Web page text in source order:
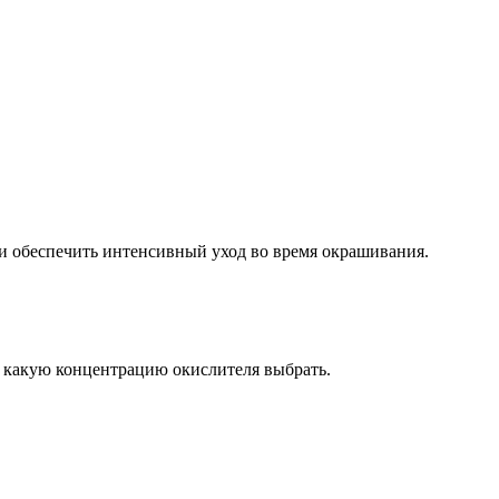
интенсивный уход во время окрашивания.
концентрацию окислителя выбрать.